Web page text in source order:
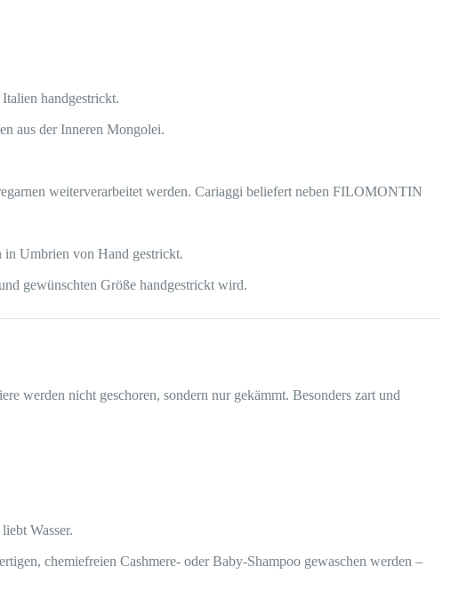
handgestrickt.
aus der Inneren Mongolei.
weiterverarbeitet werden. Cariaggi beliefert neben FILOMONTIN
in Umbrien von Hand gestrickt.
gewünschten Größe handgestrickt wird.
werden nicht geschoren, sondern nur gekämmt. Besonders zart und
Wasser.
chemiefreien Cashmere- oder Baby-Shampoo gewaschen werden –